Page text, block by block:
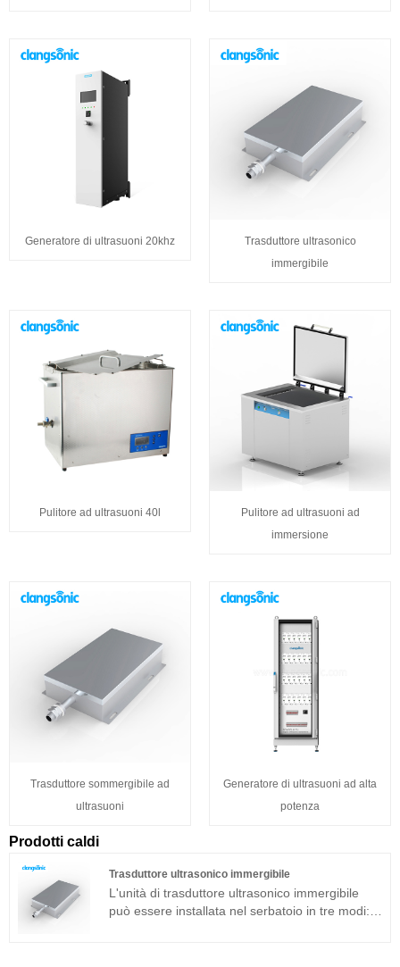
Generatore di ultrasuoni 20khz
Trasduttore ultrasonico
immergibile
Pulitore ad ultrasuoni 40l
Pulitore ad ultrasuoni ad
immersione
Trasduttore sommergibile ad
ultrasuoni
Generatore di ultrasuoni ad alta
potenza
Prodotti caldi
Trasduttore ultrasonico immergibile
L'unità di trasduttore ultrasonico immergibile
può essere installata nel serbatoio in tre modi: